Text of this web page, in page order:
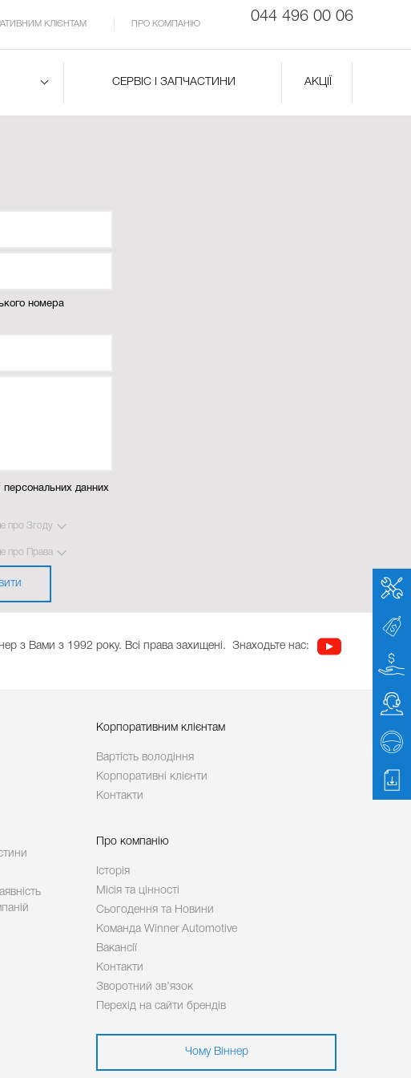
044 496 00 06
КЛІЄНТАМ ПРО КОМПАНІЮ
СЕРВІС І ЗАПЧАСТИНИ АКЦІЇ
номера
данних
про Згоду
про Права
з Вами з 1992 року. Всі права захищені. Знаходьте нас:
Корпоративним клієнтам
Вартість володіння
Корпоративні клієнти
Контакти
Про компанію
Історія
Місія та цінності
Сьогодення та Новини
Команда Winner Automotive
Вакансії
Контакти
Зворотний зв’язок
Перехід на сайти брендів
Чому Віннер